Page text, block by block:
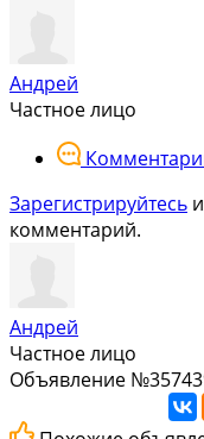
Андрей
Частное лицо
Зарегистрируйтесь
комментарий.
Андрей
Частное лицо
Объявление